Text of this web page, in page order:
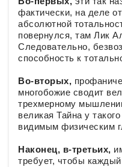
фактически, на деле
абсолютной
повернулся, там Лик
Следовательно,
способность к
Во-вторых,
многобожие сводит
трехмерному
великая Тайна у
видимым физическим
Наконец, в-третьих,
требует, чтобы